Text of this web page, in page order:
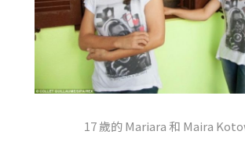
17 歲的 Mariara 和 Maira